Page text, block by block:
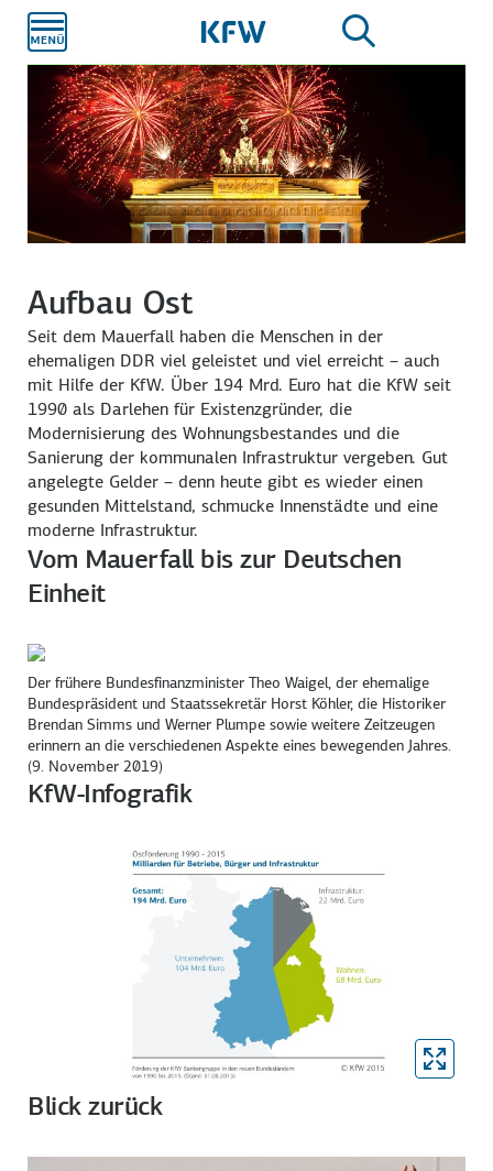
Hauptinhalt
Aufbau Ost
Seit dem Mauerfall haben die Menschen in der
ehemaligen DDR viel geleistet und viel erreicht – auch
mit Hilfe der KfW. Über 194 Mrd. Euro hat die KfW seit
1990 als Darlehen für Existenzgründer, die
Modernisierung des Wohnungsbestandes und die
Sanierung der kommunalen Infrastruktur vergeben. Gut
angelegte Gelder – denn heute gibt es wieder einen
gesunden Mittelstand, schmucke Innenstädte und eine
moderne Infrastruktur.
Vom Mauerfall bis zur Deutschen
Einheit
Der frühere Bundesfinanzminister Theo Waigel, der ehemalige
Bundespräsident und Staatssekretär Horst Köhler, die Historiker
Brendan Simms und Werner Plumpe sowie weitere Zeitzeugen
erinnern an die verschiedenen Aspekte eines bewegenden Jahres.
(9. November 2019)
KfW-Infografik
Blick zurück